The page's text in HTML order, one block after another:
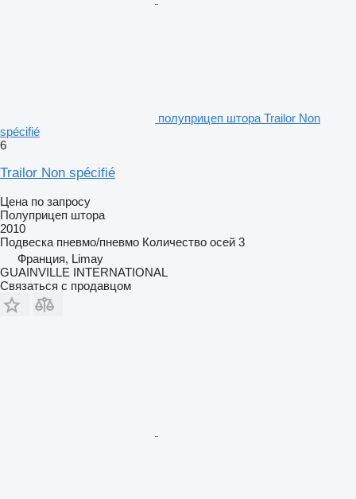
полуприцеп штора Trailor Non
spécifié
6
Trailor Non spécifié
Цена по запросу
Полуприцеп штора
2010
Подвеска пневмо/пневмо Количество осей 3
Франция, Limay
GUAINVILLE INTERNATIONAL
Связаться с продавцом